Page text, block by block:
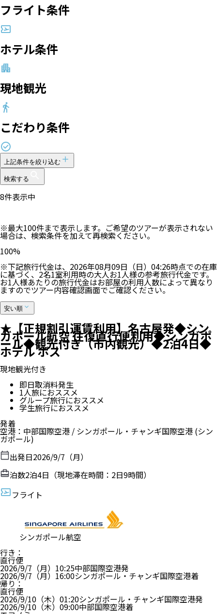
フライト条件
ホテル条件
現地観光
こだわり条件
上記条件を絞り込む
検索する
8件表示中
※最大100件まで表示します。ご希望のツアーが表示されない
場合は、検索条件を加えて再検索ください。
100%
※下記旅行代金は、 2026年08月09日（日）04:26時点での在庫
に基づく、2名1室利用時の大人お1人様の参考旅行代金です。
お1人様あたりの旅行代金はお部屋の利用人数によって異なり
ますのでツアー内容確認画面でご確認ください。
安い順
★【正規割引運賃利用】名古屋発◆シン
ガポール航空 往復直行便利用◆シンガポ
ール◆観光付き（市内観光）◆2泊4日◆
ホテル ボス
現地観光付き
即日取消料発生
1人旅におススメ
グループ旅行におススメ
学生旅行におススメ
発着
空港 ： 中部国際空港 / シンガポール・チャンギ国際空港 (シン
ガポール)
出発日2026/9/7（月）
泊数2泊4日（現地滞在時間： 2日9時間）
フライト
シンガポール航空
行き ：
直行便
2026/9/7（月） 10:25中部国際空港発
2026/9/7（月） 16:00シンガポール・チャンギ国際空港着
帰り ：
直行便
2026/9/10（木） 01:20シンガポール・チャンギ国際空港発
2026/9/10（木） 09:00中部国際空港着